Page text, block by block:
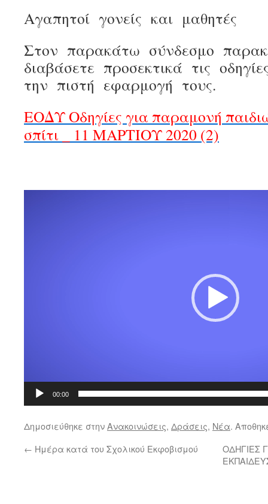
Αγαπητοί γονείς και μαθητές
Στον παρακάτω σύνδεσμο
διαβάσετε προσεκτικά τις
την πιστή εφαρμογή τους.
ΕΟΔΥ Οδηγίες για παραμονή
σπίτι _ 11 ΜΑΡΤΙΟΥ 2020 (2)
00:00
Δημοσιεύθηκε στηνΑνακοινώσεις, Δράσεις, Νέα.
← Ημέρα κατά του Σχολικού Εκφοβισμού
ΟΔΗΓΙΕΣ